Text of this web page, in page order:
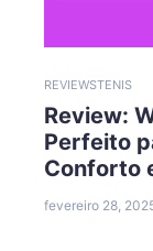
REVIEWSTENIS
Review:
Perfeito
Conforto
fevereiro 28,